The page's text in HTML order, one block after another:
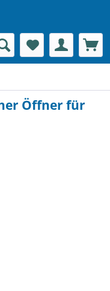
Öffner für